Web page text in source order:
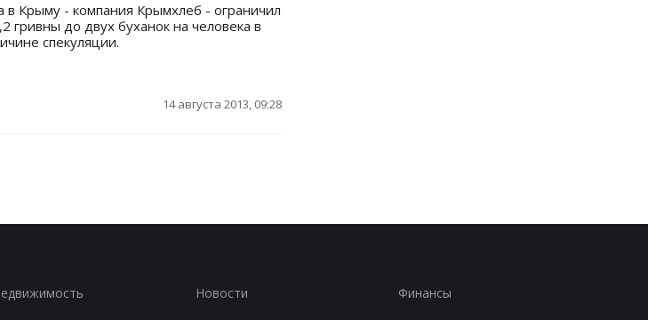
Крыму - компания Крымхлеб - ограничил
до двух буханок на человека в
спекуляции.
14 августа 2013, 09:28
Новости Финансы